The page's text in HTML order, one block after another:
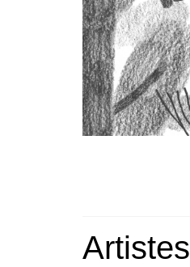
Artistes